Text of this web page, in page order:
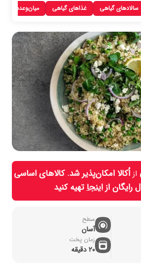
سالادهای گیاهی غذاهای گیاهی میان‌وعده
از اُکالا امکان‌پذیر شد. کالاهای اساسی
رایگان ازاینجاتهیه کنید
سطح
آسان
زمان پخت
۲۰ دقیقه